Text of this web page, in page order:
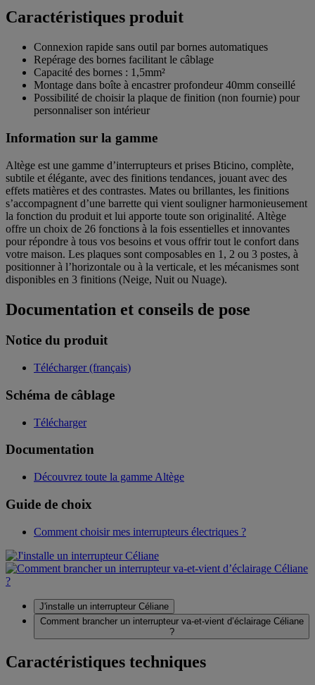
Caractéristiques produit
Connexion rapide sans outil par bornes automatiques
Repérage des bornes facilitant le câblage
Capacité des bornes : 1,5mm²
Montage dans boîte à encastrer profondeur 40mm conseillé
Possibilité de choisir la plaque de finition (non fournie) pour
personnaliser son intérieur
Information sur la gamme
Altège est une gamme d’interrupteurs et prises Bticino, complète,
subtile et élégante, avec des finitions tendances, jouant avec des
effets matières et des contrastes. Mates ou brillantes, les finitions
s’accompagnent d’une barrette qui vient souligner harmonieusement
la fonction du produit et lui apporte toute son originalité. Altège
offre un choix de 26 fonctions à la fois essentielles et innovantes
pour répondre à tous vos besoins et vous offrir tout le confort dans
votre maison. Les plaques sont composables en 1, 2 ou 3 postes, à
positionner à l’horizontale ou à la verticale, et les mécanismes sont
disponibles en 3 finitions (Neige, Nuit ou Nuage).
Documentation et conseils de pose
Notice du produit
Télécharger (français)
Schéma de câblage
Télécharger
Documentation
Découvrez toute la gamme Altège
Guide de choix
Comment choisir mes interrupteurs électriques ?
J'installe un interrupteur Céliane
Comment brancher un interrupteur va-et-vient d’éclairage Céliane
?
Caractéristiques techniques